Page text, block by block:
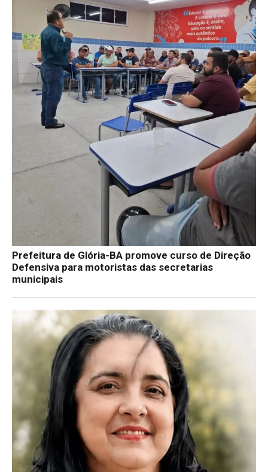
Prefeitura de Glória-BA promove curso de Direção
Defensiva para motoristas das secretarias
municipais